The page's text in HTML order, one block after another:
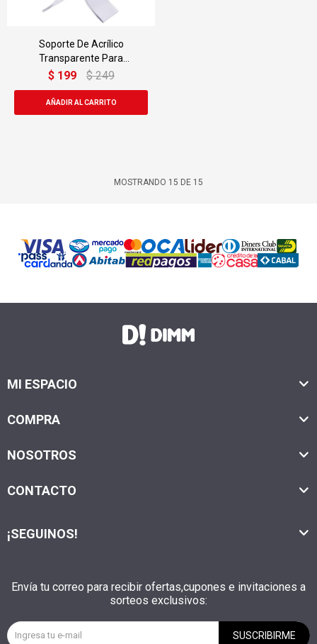
Soporte De Acrílico
Transparente Para
Auriculares
$ 199 $ 249
MOSTRANDO 15 DE 15
MI ESPACIO
COMPRA
NOSOTROS
CONTACTO
Envía tu correo para recibir ofertas,cupones e invitaciones a
sorteos exclusivos:
SUSCRIBIRME
¡SEGUINOS!